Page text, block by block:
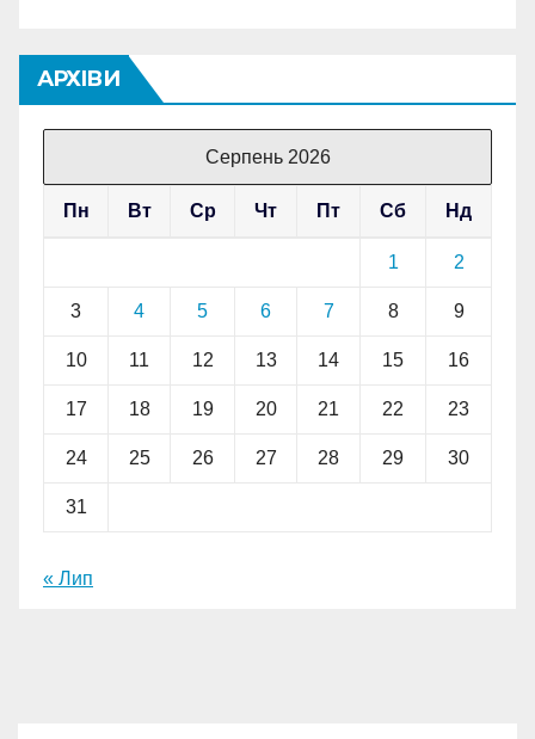
АРХІВИ
Серпень 2026
Пн Вт Ср Чт Пт Сб Нд
1 2
3 4 5 6 7 8 9
10 11 12 13 14 15 16
17 18 19 20 21 22 23
24 25 26 27 28 29 30
31
« Лип